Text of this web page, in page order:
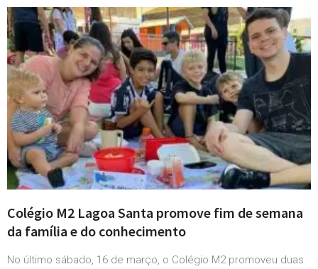
Colégio M2 Lagoa Santa promove fim de semana
da família e do conhecimento
No último sábado, 16 de março, o Colégio M2 promoveu duas